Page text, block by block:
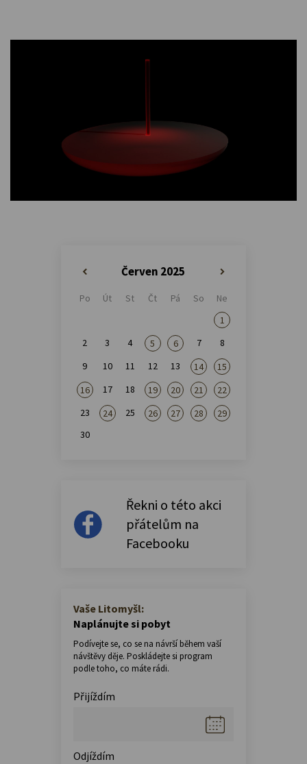
Červen 2025
Po Út St Čt Pá So
Ne
1
2
3 4 5 6 7
8
9
10 11 12 13 14
15
16
17 18 19 20 21
22
23
24 25 26 27 28
29
30
Řekni o této akci
přátelům na
Facebooku
Vaše Litomyšl:
Naplánujte si pobyt
Podívejte se, co se na návrší během vaší
návštěvy děje. Poskládejte si program
podle toho, co máte rádi.
Přijíždím
Odjíždím